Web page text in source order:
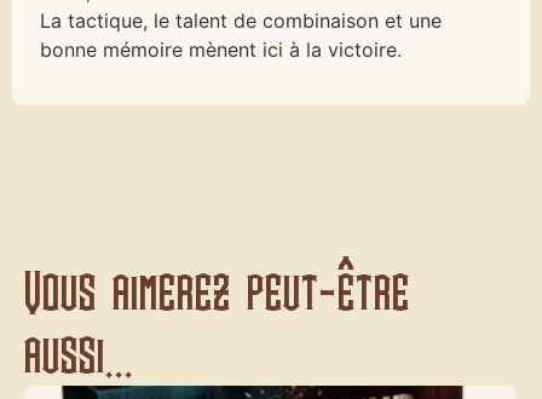
La tactique, le talent de combinaison et une
bonne mémoire mènent ici à la victoire.
Vous aimerez peut-être
aussi...